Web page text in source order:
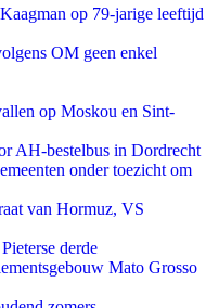
op 79-jarige leeftijd
OM geen enkel
op Moskou en Sint-
AH-bestelbus in Dordrecht
onder toezicht om
van Hormuz, VS
derde
Mato Grosso